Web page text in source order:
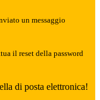
un messaggio
il reset della password
di posta elettronica!